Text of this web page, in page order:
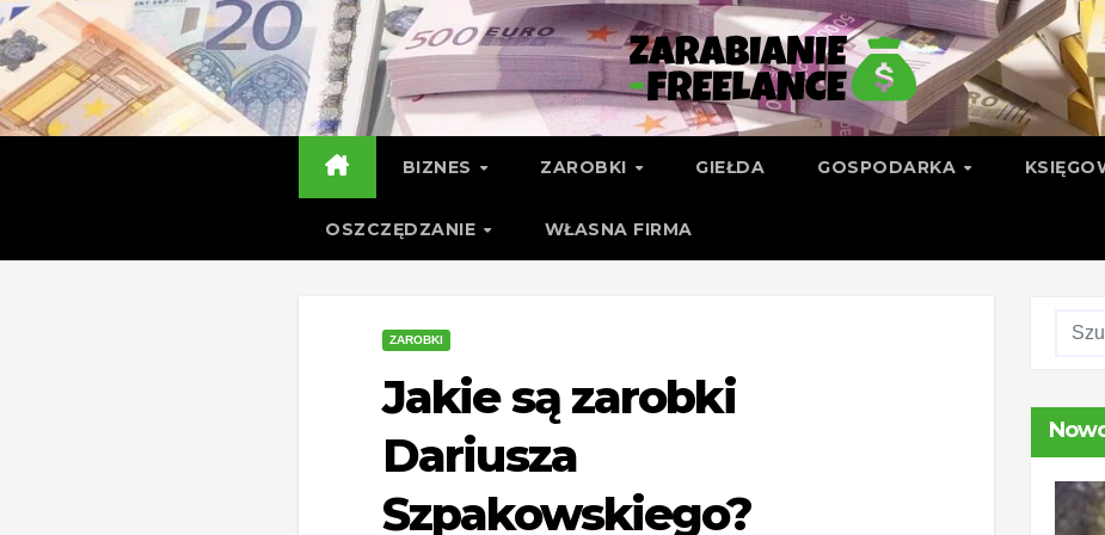
Skip
to
content
BIZNES ZAROBKI GIEŁDA GOSPODARKA
OSZCZĘDZANIE WŁASNA FIRMA
ZAROBKI
Jakie są zarobki
Dariusza
Szpakowskiego?